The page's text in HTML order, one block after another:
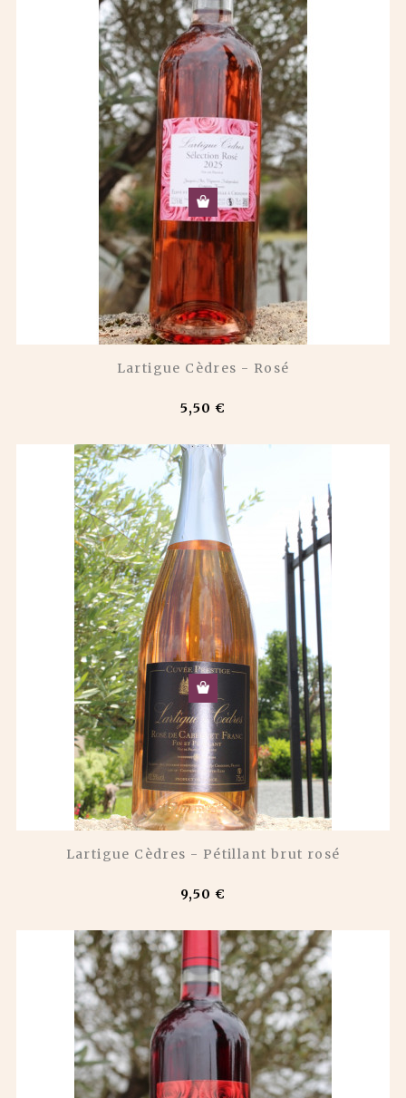
Lartigue Cèdres - Rosé
5,50 €
Lartigue Cèdres - Pétillant brut rosé
9,50 €